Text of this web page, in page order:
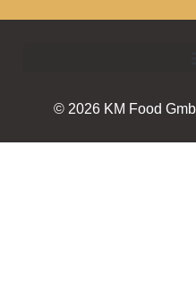
© 2026 KM Food